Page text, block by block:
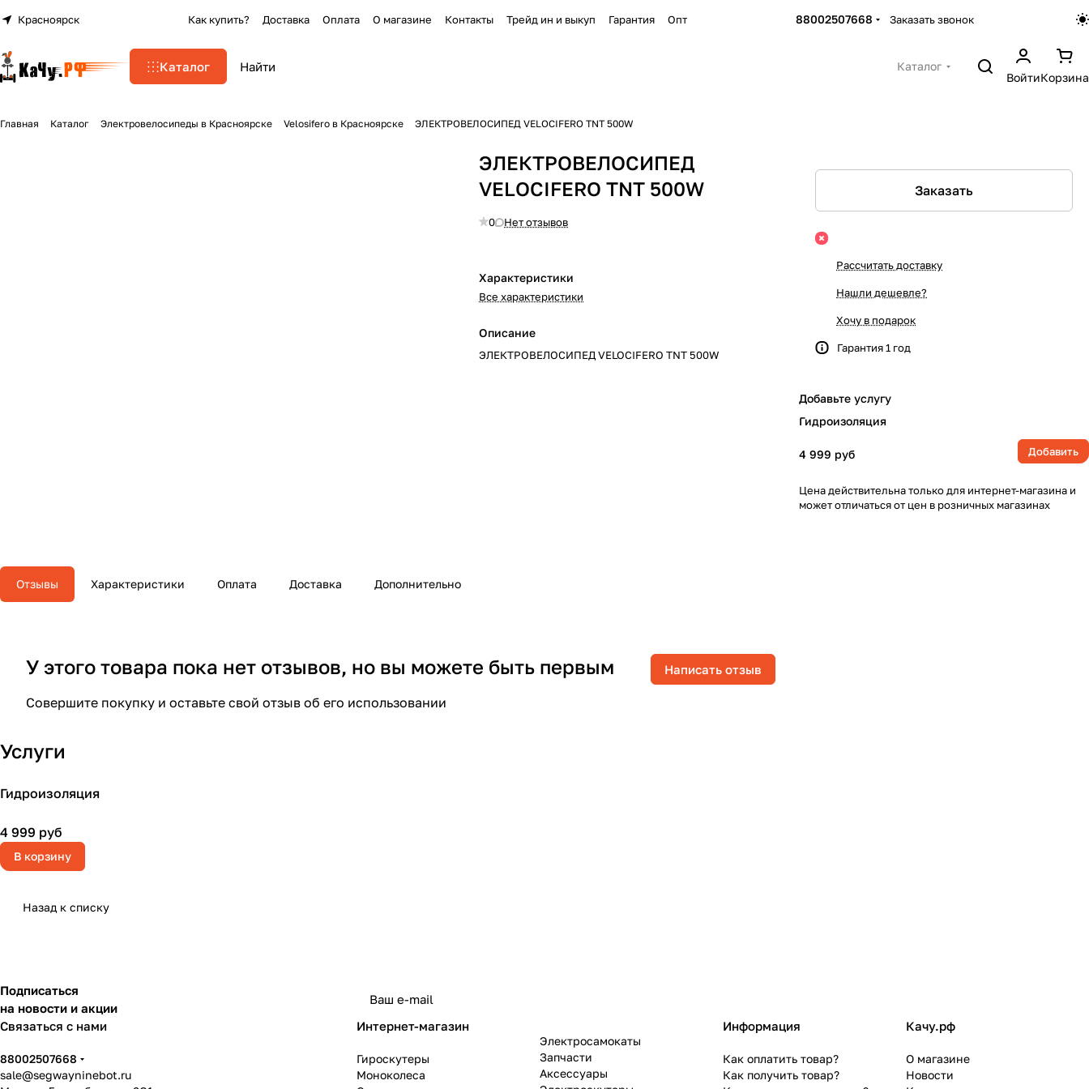
Красноярск Как купить? Доставка Оплата О магазине Контакты Трейд ин и выкуп Гарантия Опт 88002507668 Заказать звонок
Каталог
Каталог
ВойтиКорзина
Главная Каталог Электровелосипеды в Красноярске Velosifero в Красноярске ЭЛЕКТРОВЕЛОСИПЕД VELOCIFERO TNT 500W
ЭЛЕКТРОВЕЛОСИПЕД
VELOCIFERO TNT 500W
0 Нет отзывов
Характеристики
Все характеристики
Описание
ЭЛЕКТРОВЕЛОСИПЕД VELOCIFERO TNT 500W
Заказать
Рассчитать доставку
Нашли дешевле?
Хочу в подарок
Гарантия 1 год
Добавьте услугу
Гидроизоляция
4 999 руб Добавить
Цена действительна только для интернет-магазина и
может отличаться от цен в розничных магазинах
Отзывы Характеристики Оплата Доставка Дополнительно
У этого товара пока нет отзывов, но вы можете быть первым
Совершите покупку и оставьте свой отзыв об его использовании
Написать отзыв
Услуги
Гидроизоляция
4 999 руб
В корзину
Назад к списку
Подписаться
на новости и акции
Связаться с нами
88002507668
sale@segwayninebot.ru
Интернет-магазин
Гироскутеры
Моноколеса
Электросамокаты
Запчасти
Аксессуары
Информация
Как оплатить товар?
Как получить товар?
Качу.рф
О магазине
Новости